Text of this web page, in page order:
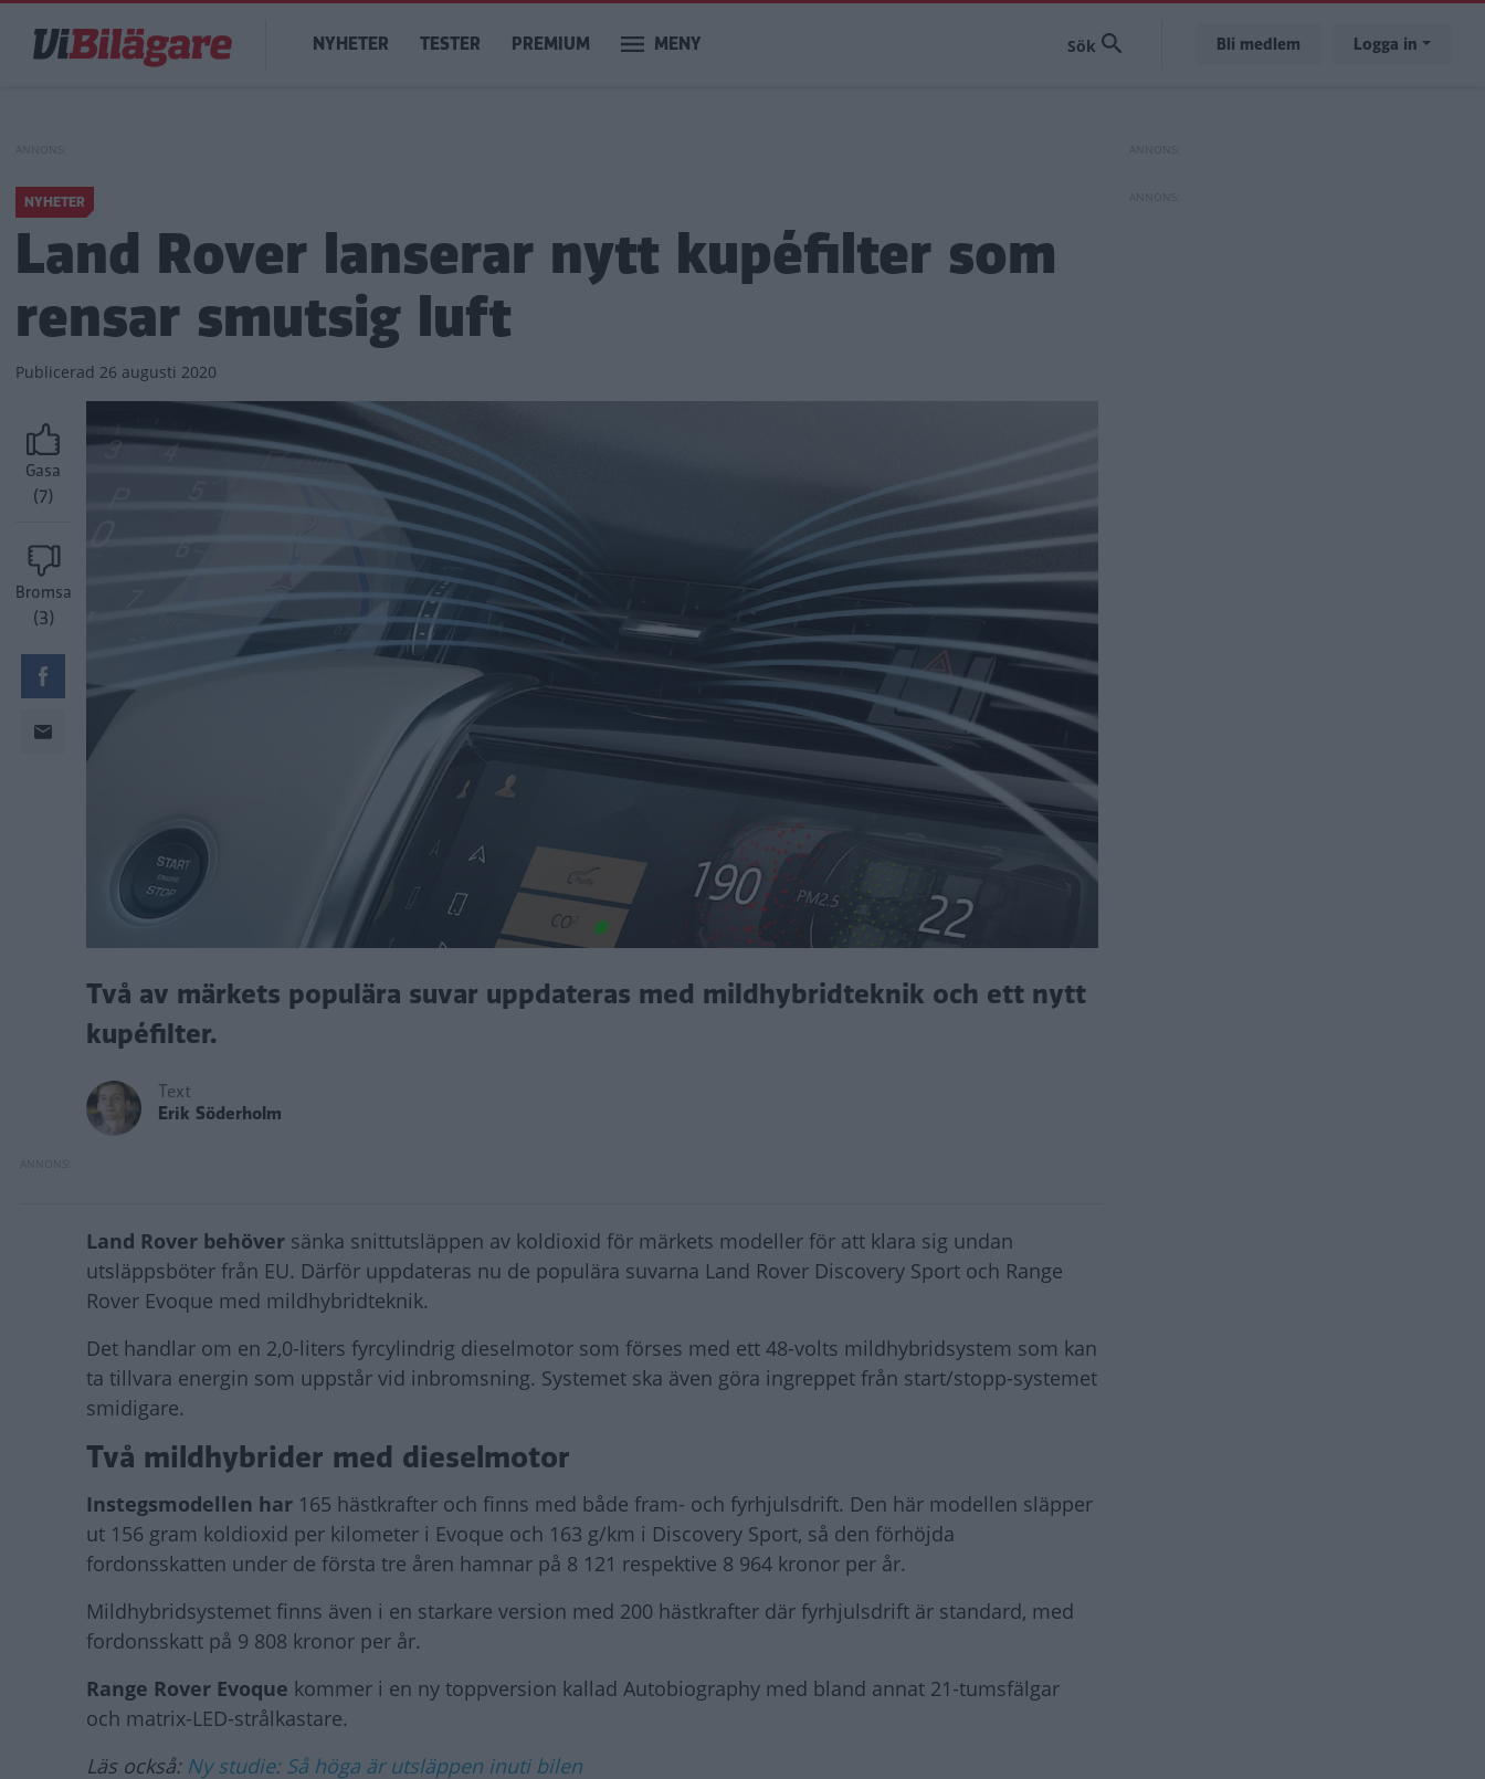
huvudinnehåll
Main
navigation
NYHETER TESTER PREMIUM MENY Bli medlem Logga in
NYHETER
Land Rover lanserar nytt kupéfilter som
rensar smutsig luft
Publicerad 26 augusti 2020
Gasa
(7)
Bromsa
(3)
Två av märkets populära suvar uppdateras med mildhybridteknik och ett nytt
kupéfilter.
Text
Erik Söderholm
Land Rover behöver sänka snittutsläppen av koldioxid för märkets modeller för att klara sig undan
utsläppsböter från EU. Därför uppdateras nu de populära suvarna Land Rover Discovery Sport och Range
Rover Evoque med mildhybridteknik.
Det handlar om en 2,0-liters fyrcylindrig dieselmotor som förses med ett 48-volts mildhybridsystem som kan
ta tillvara energin som uppstår vid inbromsning. Systemet ska även göra ingreppet från start/stopp-systemet
smidigare.
Två mildhybrider med dieselmotor
Instegsmodellen har 165 hästkrafter och finns med både fram- och fyrhjulsdrift. Den här modellen släpper
ut 156 gram koldioxid per kilometer i Evoque och 163 g/km i Discovery Sport, så den förhöjda
fordonsskatten under de första tre åren hamnar på 8 121 respektive 8 964 kronor per år.
Mildhybridsystemet finns även i en starkare version med 200 hästkrafter där fyrhjulsdrift är standard, med
fordonsskatt på 9 808 kronor per år.
Range Rover Evoque kommer i en ny toppversion kallad Autobiography med bland annat 21-tumsfälgar
och matrix-LED-strålkastare.
Läs också: Ny studie: Så höga är utsläppen inuti bilen